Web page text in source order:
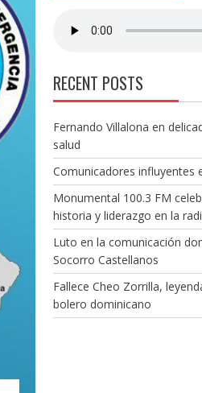
RECENT POSTS
Fernando Villalona en
salud
Comunicadores influyentes
Monumental 100.3 FM
historia y liderazgo en la
Luto en la comunicación
Socorro Castellanos
Fallece Cheo Zorrilla,
bolero dominicano